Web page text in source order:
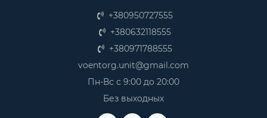
+380950727555
+380632118555
+380971788555
voentorg.unit@gmail.com
Пн-Вс с 9:00 до 20:00
Без выходных